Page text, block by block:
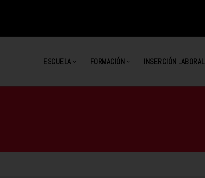
ESCUELA FORMACIÓN INSERCIÓN LABORAL